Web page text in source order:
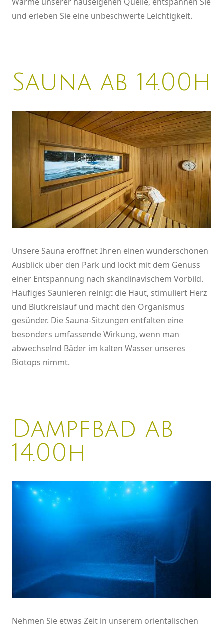
und erleben Sie eine unbeschwerte Leichtigkeit.
Sauna ab 14.00h
Unsere Sauna eröffnet Ihnen einen wunderschönen
Ausblick über den Park und lockt mit dem Genuss
einer Entspannung nach skandinavischem Vorbild.
Häufiges Saunieren reinigt die Haut, stimuliert Herz
und Blutkreislauf und macht den Organismus
gesünder. Die Sauna-Sitzungen entfalten eine
besonders umfassende Wirkung, wenn man
abwechselnd Bäder im kalten Wasser unseres
Biotops nimmt.
Dampfbad ab
14.00h
Nehmen Sie etwas Zeit in unserem orientalischen